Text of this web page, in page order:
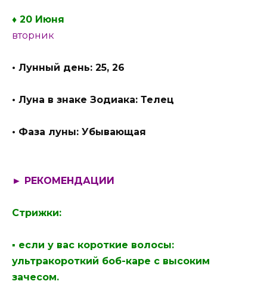
♦ 20 Июня
вторник
• Лунный день: 25, 26
• Луна в знаке Зодиака: Телец
• Фаза луны: Убывающая
► РЕКОМЕНДАЦИИ
Стрижки:
▪ если у вас короткие волосы:
ультракороткий боб-каре с высоким
зачесом.